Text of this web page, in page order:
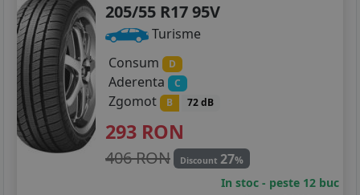
205/55 R17 95V
Turisme
Consum
D
Aderenta C
Zgomot B 72 dB
293 RON
406 RON Discount 27%
In stoc - peste 12 buc